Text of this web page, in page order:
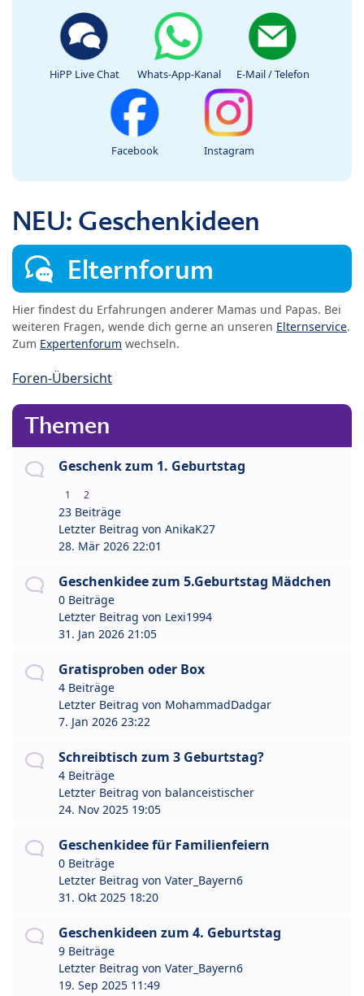
HiPP Live Chat Whats-App-Kanal E-Mail / Telefon
Facebook Instagram
NEU: Geschenkideen
Elternforum
Hier findest du Erfahrungen anderer Mamas und Papas. Bei
weiteren Fragen, wende dich gerne an unseren Elternservice.
Zum Expertenforum wechseln.
Foren-Übersicht
Themen
Geschenk zum 1. Geburtstag
1 2
23 Beiträge
Letzter Beitrag von AnikaK27
28. Mär 2026 22:01
Geschenkidee zum 5.Geburtstag Mädchen
0 Beiträge
Letzter Beitrag von Lexi1994
31. Jan 2026 21:05
Gratisproben oder Box
4 Beiträge
Letzter Beitrag von MohammadDadgar
7. Jan 2026 23:22
Schreibtisch zum 3 Geburtstag?
4 Beiträge
Letzter Beitrag von balanceistischer
24. Nov 2025 19:05
Geschenkidee für Familienfeiern
0 Beiträge
Letzter Beitrag von Vater_Bayern6
31. Okt 2025 18:20
Geschenkideen zum 4. Geburtstag
9 Beiträge
Letzter Beitrag von Vater_Bayern6
19. Sep 2025 11:49